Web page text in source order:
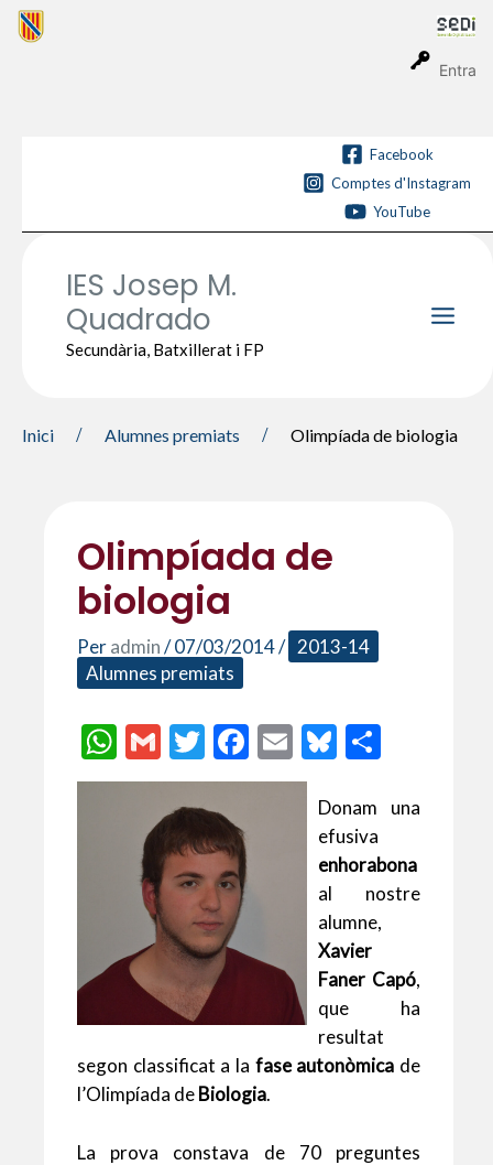
Entra
Vés
Facebook
Comptes d'Instagram
YouTube
IES Josep M.
Quadrado
Secundària, Batxillerat i FP
Inici Alumnes premiats Olimpíada de biologia
Olimpíada de
biologia
Peradmin/07/03/2014/ 2013-14
Alumnes premiats
W
h
A
p
G
m
ai
l
T
w
itt
er
F
ac
k
E
m
Bl
es
ky
m
ar
Donam una
efusiva
enhorabona
al nostre
alumne,
Xavier
Faner Capó,
que ha
resultat
segon classificat a la fase autonòmica de
l’Olimpíada deBiologia.
La prova constava de 70 preguntes